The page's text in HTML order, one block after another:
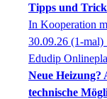
Tipps und
In Kooperation
30.09.26 (1-mal)
Edudip
Neue Heizung?
technische